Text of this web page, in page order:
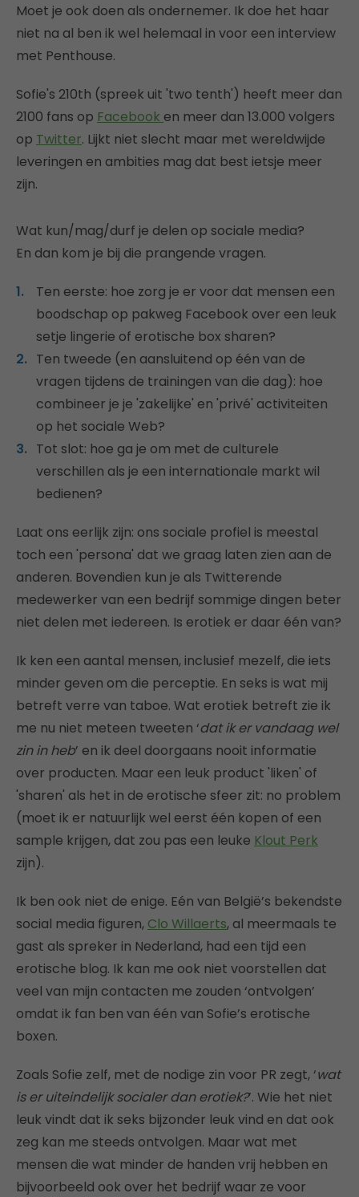
Moet je ook doen als ondernemer. Ik doe het haar
niet na al ben ik wel helemaal in voor een interview
met Penthouse.
Sofie's 210th (spreek uit 'two tenth') heeft meer dan
2100 fans op Facebook en meer dan 13.000 volgers
op Twitter. Lijkt niet slecht maar met wereldwijde
leveringen en ambities mag dat best ietsje meer
zijn.
Wat kun/mag/durf je delen op sociale media?
En dan kom je bij die prangende vragen.
Ten eerste: hoe zorg je er voor dat mensen een
boodschap op pakweg Facebook over een leuk
setje lingerie of erotische box sharen?
Ten tweede (en aansluitend op één van de
vragen tijdens de trainingen van die dag): hoe
combineer je je 'zakelijke' en 'privé' activiteiten
op het sociale Web?
Tot slot: hoe ga je om met de culturele
verschillen als je een internationale markt wil
bedienen?
Laat ons eerlijk zijn: ons sociale profiel is meestal
toch een 'persona' dat we graag laten zien aan de
anderen. Bovendien kun je als Twitterende
medewerker van een bedrijf sommige dingen beter
niet delen met iedereen. Is erotiek er daar één van?
Ik ken een aantal mensen, inclusief mezelf, die iets
minder geven om die perceptie. En seks is wat mij
betreft verre van taboe. Wat erotiek betreft zie ik
me nu niet meteen tweeten ‘dat ik er vandaag wel
zin in heb’ en ik deel doorgaans nooit informatie
over producten. Maar een leuk product 'liken' of
'sharen' als het in de erotische sfeer zit: no problem
(moet ik er natuurlijk wel eerst één kopen of een
sample krijgen, dat zou pas een leuke Klout Perk
zijn).
Ik ben ook niet de enige. Eén van België’s bekendste
social media figuren, Clo Willaerts, al meermaals te
gast als spreker in Nederland, had een tijd een
erotische blog. Ik kan me ook niet voorstellen dat
veel van mijn contacten me zouden ‘ontvolgen’
omdat ik fan ben van één van Sofie’s erotische
boxen.
Zoals Sofie zelf, met de nodige zin voor PR zegt, ‘wat
is er uiteindelijk socialer dan erotiek?’. Wie het niet
leuk vindt dat ik seks bijzonder leuk vind en dat ook
zeg kan me steeds ontvolgen. Maar wat met
mensen die wat minder de handen vrij hebben en
bijvoorbeeld ook over het bedrijf waar ze voor